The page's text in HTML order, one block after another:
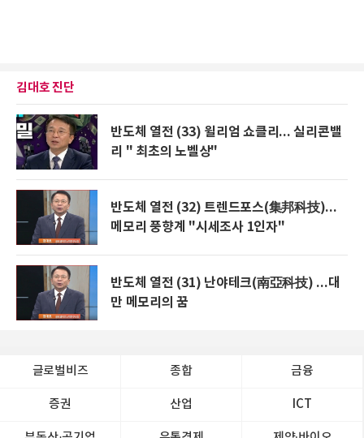
김대호 진단
반도체 열전 (33) 윌리엄 쇼클리... 실리콘밸
리 " 최초의 노벨상"
반도체 열전 (32) 트렌드포스(集邦科技)...
메모리 풍향계 "시세조사 1인자"
반도체 열전 (31) 난야테크(南亞科技) ...대
만 메모리의 꿈
글로벌비즈 종합 금융
증권 산업 ICT